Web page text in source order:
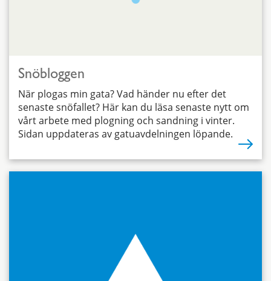
Snöbloggen
När plogas min gata? Vad händer nu efter det
senaste snöfallet? Här kan du läsa senaste nytt om
vårt arbete med plogning och sandning i vinter.
Sidan uppdateras av gatuavdelningen löpande.